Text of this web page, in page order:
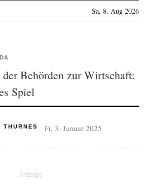
Sa, 8. Aug 2026
der Behörden zur Wirtschaft:
Spiel
THURNES Fr, 3. Januar 2025